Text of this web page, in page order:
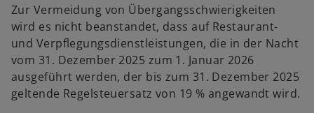
Zur Vermeidung von Übergangsschwierigkeiten
wird es nicht beanstandet, dass auf Restaurant-
und Verpflegungsdienstleistungen, die in der Nacht
vom 31. Dezember 2025 zum 1. Januar 2026
ausgeführt werden, der bis zum 31. Dezember 2025
geltende Regelsteuersatz von 19 % angewandt wird.